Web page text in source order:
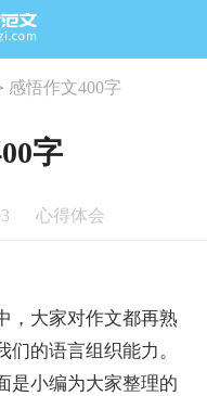
感悟作文400字
字
心得体会
大家对作文都再熟
的语言组织能力。
是小编为大家整理的